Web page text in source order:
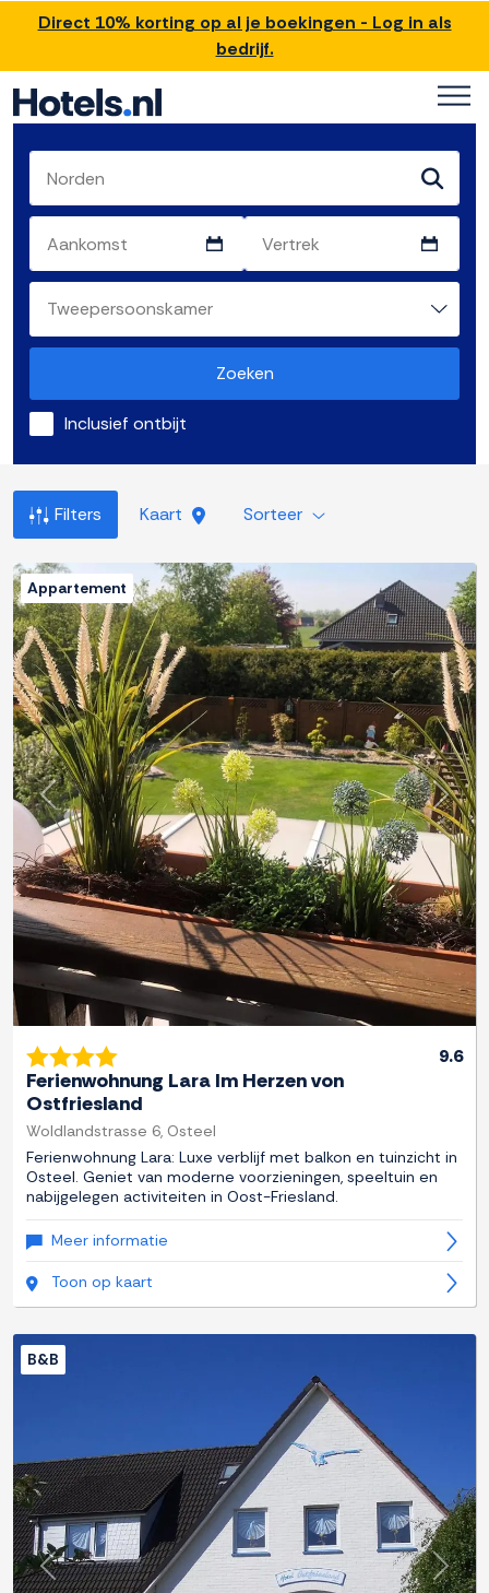
Direct 10% korting op al je boekingen - Log in als
bedrijf.
Zoeken
Inclusief ontbijt
Filters Kaart Sorteer
Previous Next
Appartement
9.6
Ferienwohnung Lara Im Herzen von
Ostfriesland
Woldlandstrasse 6, Osteel
Ferienwohnung Lara: Luxe verblijf met balkon en tuinzicht in
Osteel. Geniet van moderne voorzieningen, speeltuin en
nabijgelegen activiteiten in Oost-Friesland.
Meer informatie
Toon op kaart
Previous Next
B&B